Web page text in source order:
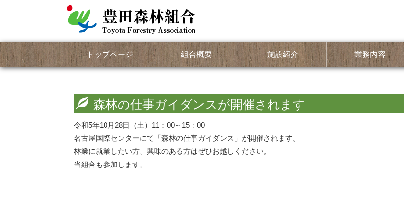
トップページ 組合概要 施設紹介 業務内容
森林の仕事ガイダンスが開催されます
令和5年10月28日（土）11：00～15：00
名古屋国際センターにて「森林の仕事ガイダンス」が開催されます。
林業に就業したい方、興味のある方はぜひお越しください。
当組合も参加します。